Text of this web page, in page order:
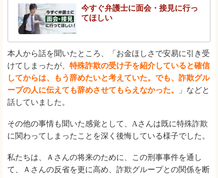
今すぐ弁護士に面会・接見に行っ
てほしい
本人から話を聞いたところ、「お金ほしさで安易に引き受
けてしまったが、 特殊詐欺の受け子を紹介していると確信
してからは、もう辞めたいと考えていた。でも、詐欺グル
ープの人に伝えても辞めさせてもらえなかった。
」などと
話していました。
その他の事情も聞いた感覚として、Aさんは既に特殊詐欺
に関わってしまったことを深く後悔している様子でした。
私たちは、Ａさんの将来のために、この刑事事件を通し
て、Ａさんの反省を更に高め、詐欺グループとの関係を断